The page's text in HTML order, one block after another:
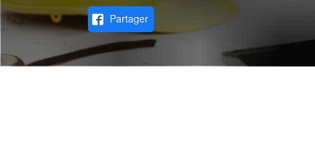
Partager